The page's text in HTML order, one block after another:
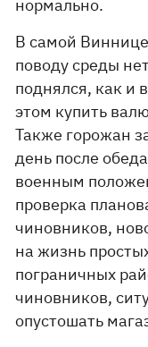
нормально.
В самой
поводу среды
поднялся, как и
этом купить
Также горожан
день после
военным
проверка
чиновников,
на жизнь
пограничных
чиновников,
опустошать